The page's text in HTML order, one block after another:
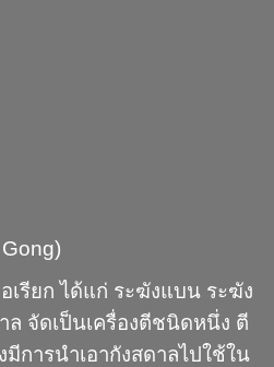
เรียก ได้แก่ ระฆังแบน ระฆัง
ล จัดเป็นเครื่องตีชนิดหนึ่ง ตี
มีการนำเอากังสดาลไปใช้ใน